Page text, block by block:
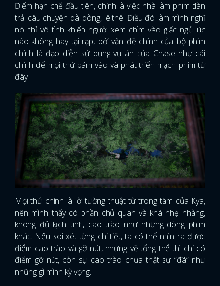
Điểm hạn chế đầu tiên, chính là việc nhà làm phim dàn
trải câu chuyện dài dòng, lê thê. Điều đó làm mình nghĩ
nó chỉ vô tình khiến người xem chìm vào giấc ngủ lúc
nào không hay tại rạp, bởi vấn đề chính của bộ phim
chính là đạo diễn sử dụng vụ án của Chase như cái
chính để mọi thứ bám vào và phát triển mạch phim từ
đây.
Mọi thứ chính là lời tường thuật từ trong tâm của Kya,
nên mình thấy có phần chủ quan và khá nhẹ nhàng,
không đủ kịch tính, cao trào như những dòng phim
khác. Nếu soi xét từng chi tiết, ta có thể nhìn ra được
điểm cao trào và gỡ nút, nhưng về tổng thể thì chỉ có
điểm gỡ nút, còn sự cao trào chưa thật sự “đã” như
những gì mình kỳ vọng.